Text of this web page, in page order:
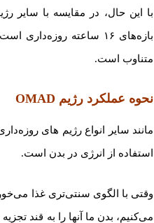
بازه‌های ۱۶ ساعته
متناوب است.
نحوه عملکرد رژیم OMAD
مانند سایر انواع رژیم های
استفاده از انرژی در بدن است.
وقتی با الگوی سنتی‌تری غذا
می‌کنیم، بدن ما آنها را به قند